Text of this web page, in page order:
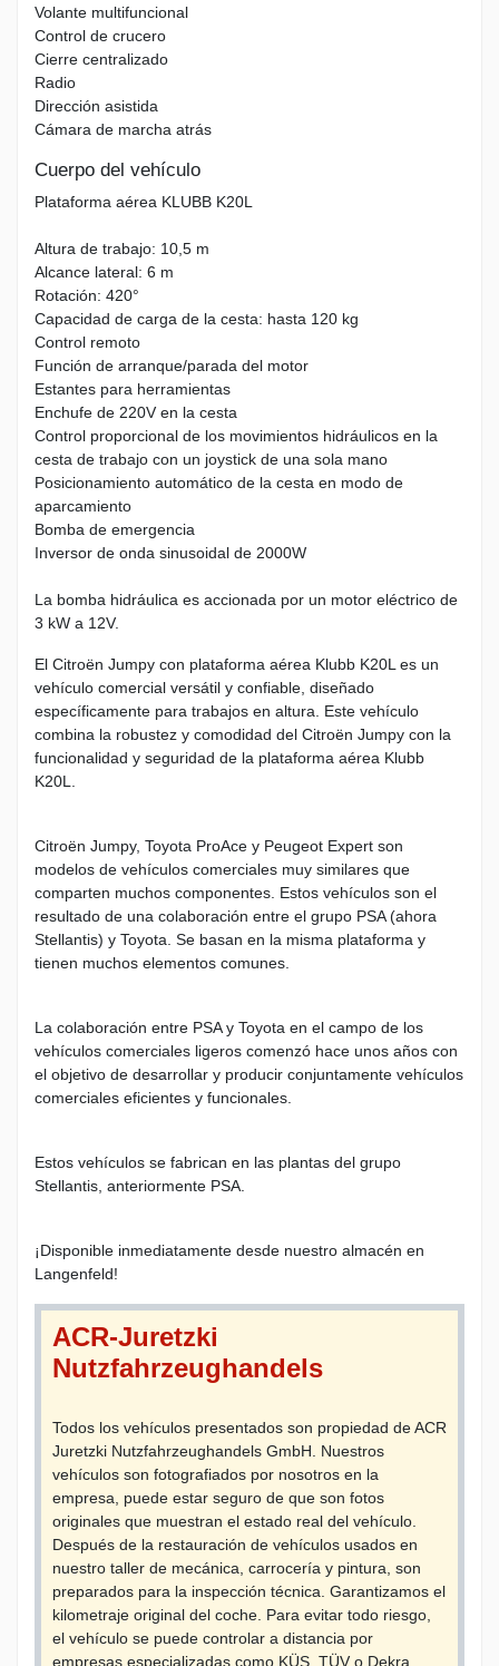
Volante multifuncional
Control de crucero
Cierre centralizado
Radio
Dirección asistida
Cámara de marcha atrás
Cuerpo del vehículo
Plataforma aérea KLUBB K20L
Altura de trabajo: 10,5 m
Alcance lateral: 6 m
Rotación: 420°
Capacidad de carga de la cesta: hasta 120 kg
Control remoto
Función de arranque/parada del motor
Estantes para herramientas
Enchufe de 220V en la cesta
Control proporcional de los movimientos hidráulicos en la
cesta de trabajo con un joystick de una sola mano
Posicionamiento automático de la cesta en modo de
aparcamiento
Bomba de emergencia
Inversor de onda sinusoidal de 2000W
La bomba hidráulica es accionada por un motor eléctrico de
3 kW a 12V.
El Citroën Jumpy con plataforma aérea Klubb K20L es un
vehículo comercial versátil y confiable, diseñado
específicamente para trabajos en altura. Este vehículo
combina la robustez y comodidad del Citroën Jumpy con la
funcionalidad y seguridad de la plataforma aérea Klubb
K20L.
Citroën Jumpy, Toyota ProAce y Peugeot Expert son
modelos de vehículos comerciales muy similares que
comparten muchos componentes. Estos vehículos son el
resultado de una colaboración entre el grupo PSA (ahora
Stellantis) y Toyota. Se basan en la misma plataforma y
tienen muchos elementos comunes.
La colaboración entre PSA y Toyota en el campo de los
vehículos comerciales ligeros comenzó hace unos años con
el objetivo de desarrollar y producir conjuntamente vehículos
comerciales eficientes y funcionales.
Estos vehículos se fabrican en las plantas del grupo
Stellantis, anteriormente PSA.
¡Disponible inmediatamente desde nuestro almacén en
Langenfeld!
ACR-Juretzki
Nutzfahrzeughandels
Todos los vehículos presentados son propiedad de ACR
Juretzki Nutzfahrzeughandels GmbH. Nuestros
vehículos son fotografiados por nosotros en la
empresa, puede estar seguro de que son fotos
originales que muestran el estado real del vehículo.
Después de la restauración de vehículos usados ​​en
nuestro taller de mecánica, carrocería y pintura, son
preparados para la inspección técnica. Garantizamos el
kilometraje original del coche. Para evitar todo riesgo,
el vehículo se puede controlar a distancia por
empresas especializadas como KÜS, TÜV o Dekra.